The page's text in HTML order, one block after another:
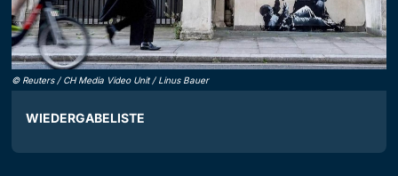
© Reuters / CH Media Video Unit / Linus Bauer
WIEDERGABELISTE